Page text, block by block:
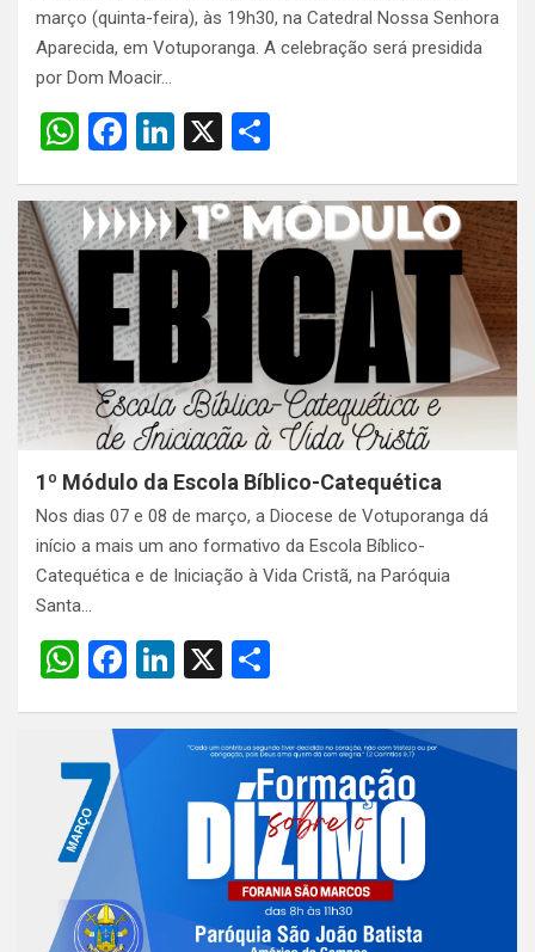
março (quinta-feira), às 19h30, na Catedral Nossa Senhora
Aparecida, em Votuporanga. A celebração será presidida
por Dom Moacir…
W
at
s
F
ce
b
o
o
k
Li
ke
dI
n
X
ar
e
1º Módulo da Escola Bíblico-Catequética
Nos dias 07 e 08 de março, a Diocese de Votuporanga dá
início a mais um ano formativo da Escola Bíblico-
Catequética e de Iniciação à Vida Cristã, na Paróquia
Santa…
W
at
s
A
p
p
F
ce
o
o
k
Li
ke
n
X
ar
e